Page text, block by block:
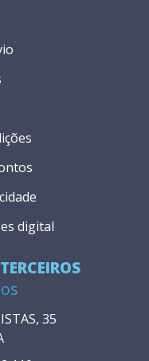
35
digital